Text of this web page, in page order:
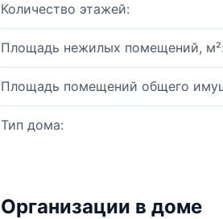
Количество этажей:
Площадь нежилых помещений, м²:
Площадь помещений общего
Тип дома:
Организации в доме